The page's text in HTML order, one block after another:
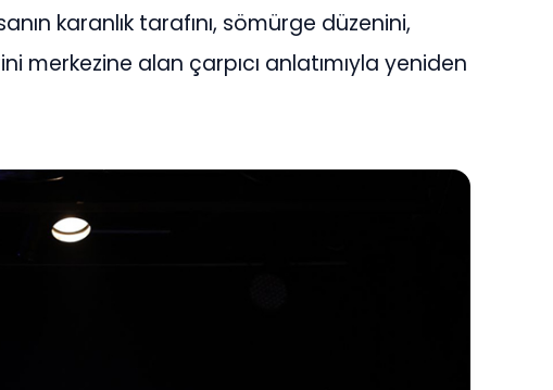
karanlık tarafını, sömürge düzenini,
merkezine alan çarpıcı anlatımıyla yeniden